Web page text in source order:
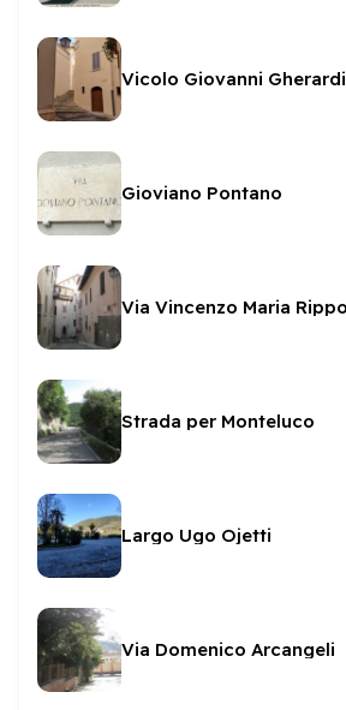
Vicolo Giovanni Gherardi
Gioviano Pontano
Strada per Monteluco
Largo Ugo Ojetti
Via Domenico Arcangeli